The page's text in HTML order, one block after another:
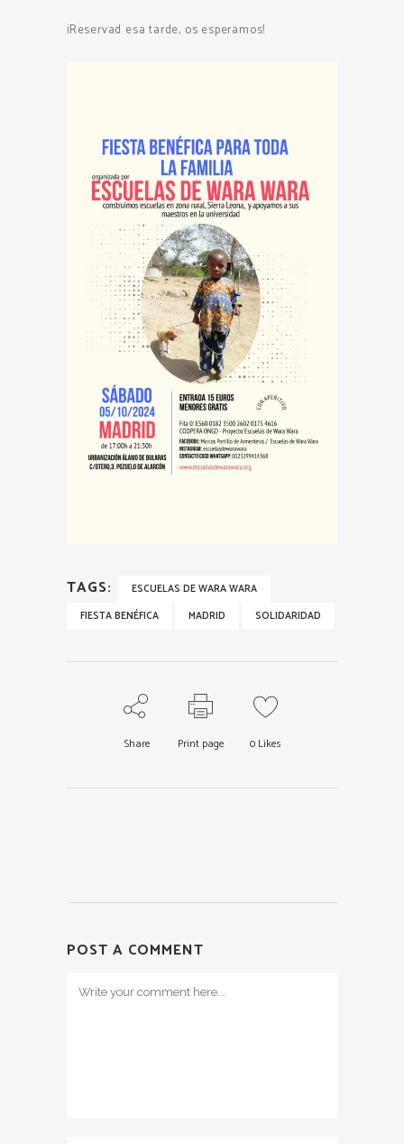
¡Reservad esa tarde, os esperamos!
TAGS:
ESCUELAS DE WARA WARA
FIESTA BENÉFICA
MADRID SOLIDARIDAD
Share Print page 0Likes
POST A COMMENT